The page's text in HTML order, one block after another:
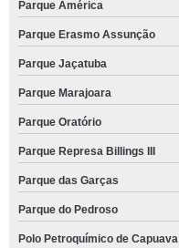
Parque América
Parque Erasmo Assunção
Parque Jaçatuba
Parque Marajoara
Parque Oratório
Parque Represa Billings III
Parque das Garças
Parque do Pedroso
Polo Petroquímico de Capuava